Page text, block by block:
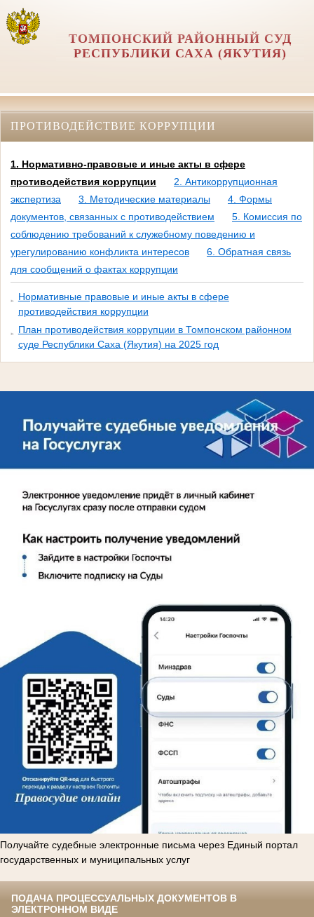
ТОМПОНСКИЙ РАЙОННЫЙ СУД
РЕСПУБЛИКИ САХА (ЯКУТИЯ)
ПРОТИВОДЕЙСТВИЕ КОРРУПЦИИ
1. Нормативно-правовые и иные акты в сфере
противодействия коррупции
2. Антикоррупционная
экспертиза
3. Методические материалы
4. Формы
документов, связанных с противодействием
5. Комиссия по
соблюдению требований к служебному поведению и
урегулированию конфликта интересов
6. Обратная связь
для сообщений о фактах коррупции
Нормативные правовые и иные акты в сфере
противодействия коррупции
План противодействия коррупции в Томпонском районном
суде Республики Саха (Якутия) на 2025 год
Получайте судебные электронные письма через Единый портал
государственных и муниципальных услуг
ПОДАЧА ПРОЦЕССУАЛЬНЫХ ДОКУМЕНТОВ В
ЭЛЕКТРОННОМ ВИДЕ